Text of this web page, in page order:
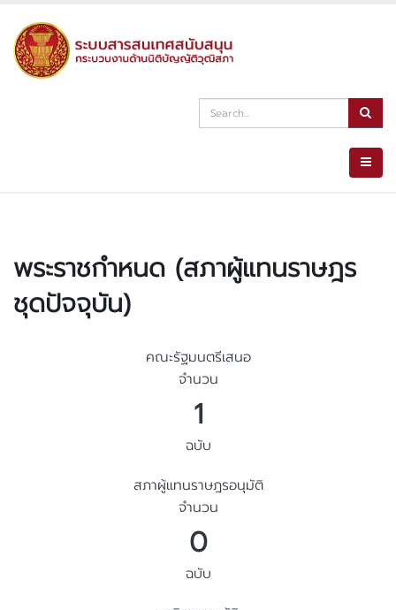
พระราชกำหนด (สภาผู้แทนราษฎร
ชุดปัจจุบัน)
คณะรัฐมนตรีเสนอ
จำนวน
1
ฉบับ
สภาผู้แทนราษฎรอนุมัติ
จำนวน
0
ฉบับ